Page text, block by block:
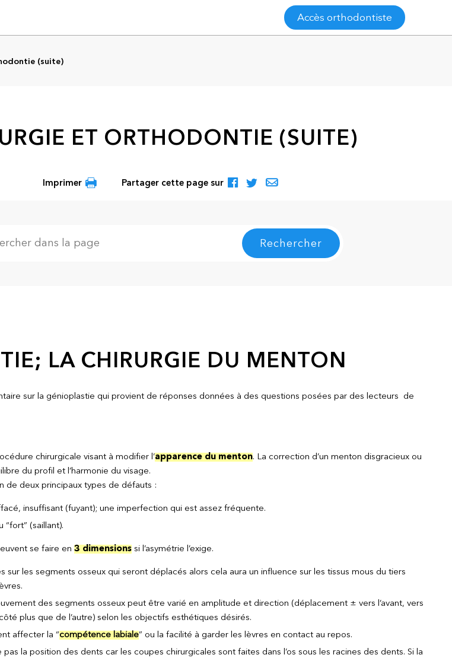
Accès orthodontiste
(suite)
ET ORTHODONTIE (SUITE)
Imprimer Partager cette page sur
Rechercher
LA CHIRURGIE DU MENTON
sur la génioplastie qui provient de réponses données à des questions posées par des lecteurs de
chirurgicale visant à modifier l’apparence du menton. La correction d’un menton disgracieux ou
du profil et l’harmonie du visage.
de deux principaux types de défauts :
insuffisant (fuyant); une imperfection qui est assez fréquente.
“fort” (saillant).
se faire en 3 dimensionssi l’asymétrie l’exige.
sur les segments osseux qui seront déplacés alors cela aura un influence sur les tissus mous du tiers
des segments osseux peut être varié en amplitude et direction (déplacement ± vers l’avant, vers
plus que de l’autre) selon les objectifs esthétiques désirés.
affecter la “compétence labiale” ou la facilité à garder les lèvres en contact au repos.
pas la position des dents car les coupes chirurgicales sont faites dans l’os sous les racines des dents. Si la